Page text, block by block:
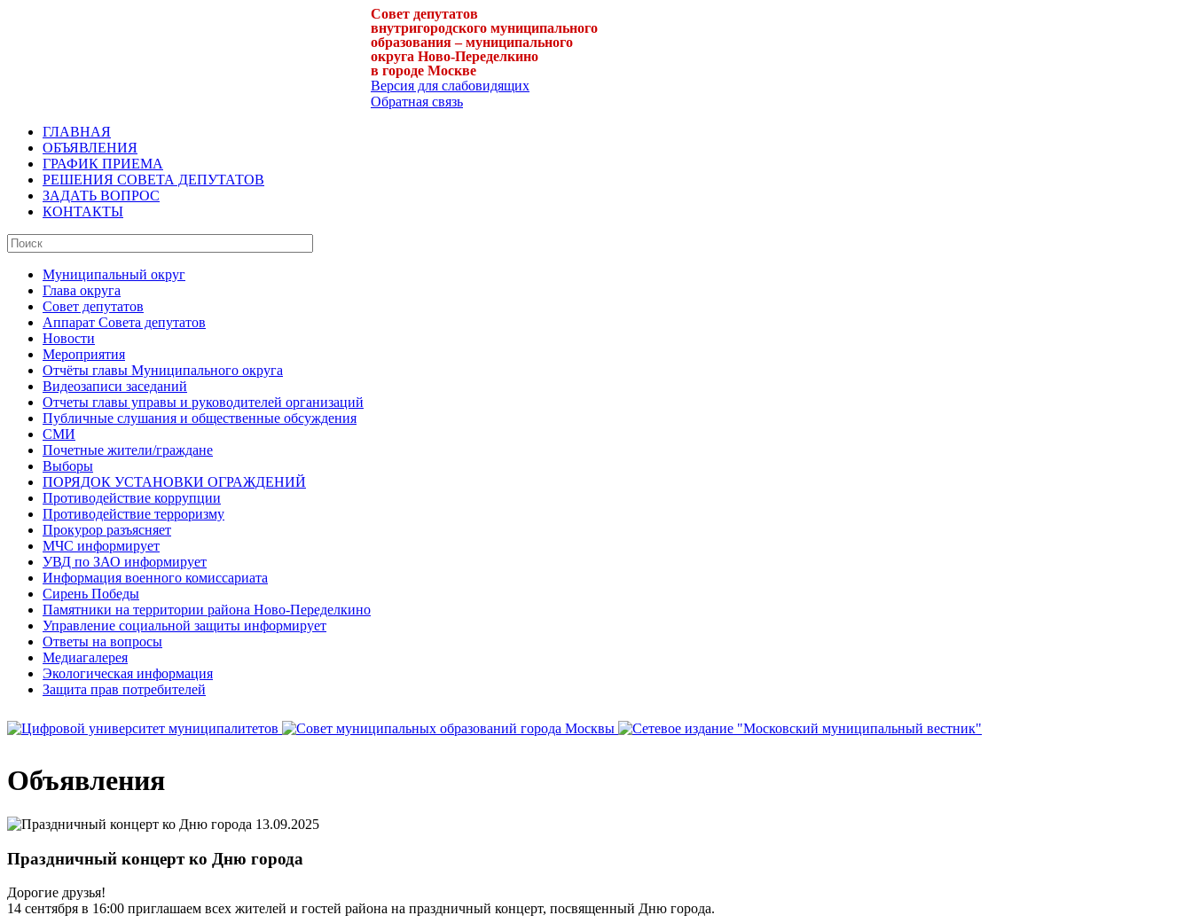
Совет депутатов
внутригородского муниципального
образования – муниципального
округа Ново-Переделкино
в городе Москве
Версия для слабовидящих
Обратная связь
ГЛАВНАЯ
ОБЪЯВЛЕНИЯ
ГРАФИК ПРИЕМА
РЕШЕНИЯ СОВЕТА ДЕПУТАТОВ
ЗАДАТЬ ВОПРОС
КОНТАКТЫ
Муниципальный округ
Глава округа
Совет депутатов
Аппарат Совета депутатов
Новости
Мероприятия
Отчёты главы Муниципального округа
Видеозаписи заседаний
Отчеты главы управы и руководителей организаций
Публичные слушания и общественные обсуждения
СМИ
Почетные жители/граждане
Выборы
ПОРЯДОК УСТАНОВКИ ОГРАЖДЕНИЙ
Противодействие коррупции
Противодействие терроризму
Прокурор разъясняет
МЧС информирует
УВД по ЗАО информирует
Информация военного комиссариата
Сирень Победы
Памятники на территории района Ново-Переделкино
Управление социальной защиты информирует
Ответы на вопросы
Медиагалерея
Экологическая информация
Защита прав потребителей
Объявления
13.09.2025
Праздничный концерт ко Дню города
Дорогие друзья!
14 сентября в 16:00 приглашаем всех жителей и гостей района на праздничный концерт, посвященный Дню города.